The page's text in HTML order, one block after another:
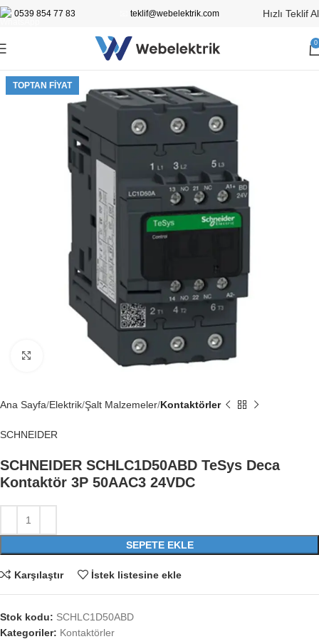
0539 854 77 83 teklif@webelektrik.com Hızlı Teklif Al
0
TOPTAN FIYAT
Büyütmek için tıklayın
Ana Sayfa Elektrik Şalt Malzemeler Kontaktörler
SCHNEIDER
SCHNEIDER SCHLC1D50ABD TeSys Deca
Kontaktör 3P 50AAC3 24VDC
SEPETE EKLE
Karşılaştır İstek listesine ekle
Stok kodu: SCHLC1D50ABD
Kategoriler: Kontaktörler